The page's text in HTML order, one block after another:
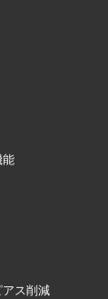
ス削減